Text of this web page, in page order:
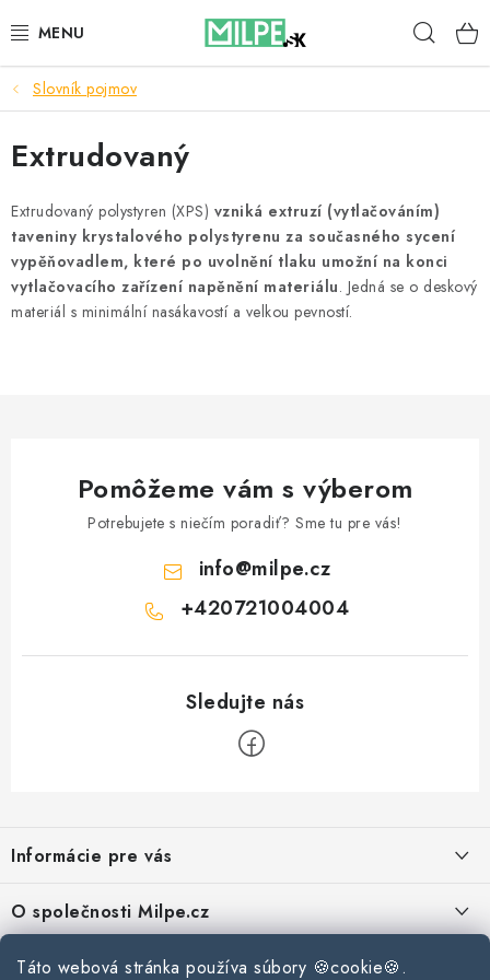
Táto webová stránka používa súbory 🍪cookie🍪.
na
STREŠNÉ OKNÁ
PODKROVNÉ SCHODY
DOM A ZÁHRADA
STAVBA
BLOG
Zásady používania súborov cookie
Obchodní podmínky
Slovník pojmov
Extrudovaný
Extrudovaný polystyren (XPS) vzniká extruzí (vytlačováním)
taveniny krystalového polystyrenu za současného sycení
vypěňovadlem, které po uvolnění tlaku umožní na konci
vytlačovacího zařízení napěnění materiálu. Jedná se o deskový
materiál s minimální nasákavostí a velkou pevností.
Pomôžeme vám s výberom
Potrebujete s niečím poradiť? Sme tu pre vás!
info@milpe.cz
+420721004004
p
ä
t
Informácie pre vás
Zásady používania súborov cookie
O společnosti Milpe.cz
Kontakty